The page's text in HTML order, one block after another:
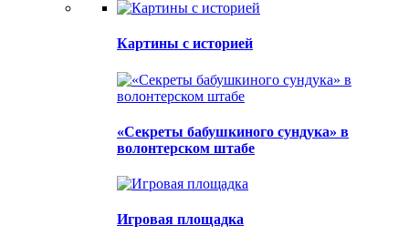
Картины с историей
«Секреты бабушкиного сундука» в
волонтерском штабе
Игровая площадка